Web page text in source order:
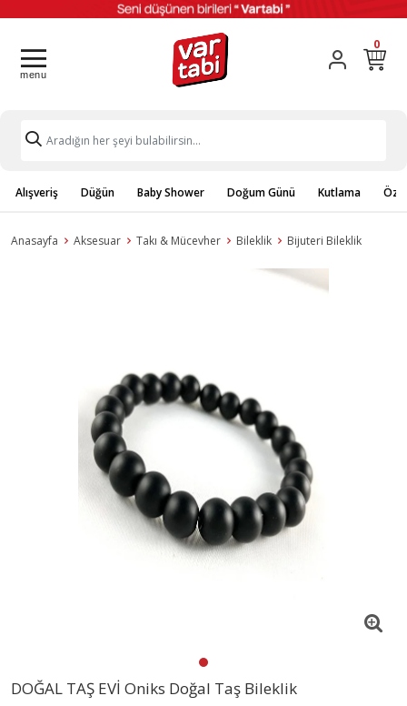
0
Alışveriş Düğün Baby Shower Doğum Günü Kutlama
Anasayfa Aksesuar Takı & Mücevher Bileklik Bijuteri Bileklik
DOĞAL TAŞ EVİ Oniks Doğal Taş Bileklik